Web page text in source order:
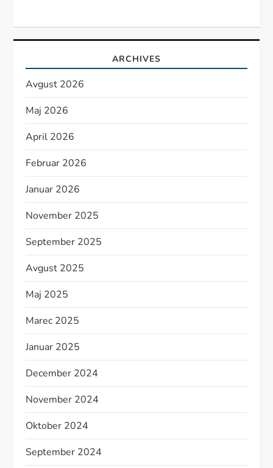
ARCHIVES
Avgust 2026
Maj 2026
April 2026
Februar 2026
Januar 2026
November 2025
September 2025
Avgust 2025
Maj 2025
Marec 2025
Januar 2025
December 2024
November 2024
Oktober 2024
September 2024